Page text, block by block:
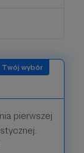
pierwszej